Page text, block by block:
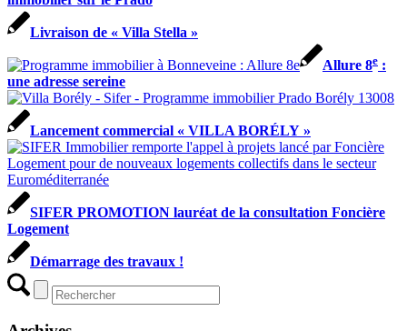
Livraison de « Villa Stella »
Allure 8e :
une adresse sereine
Lancement commercial « VILLA BORÉLY »
SIFER PROMOTION lauréat de la consultation Foncière
Logement
Démarrage des travaux !